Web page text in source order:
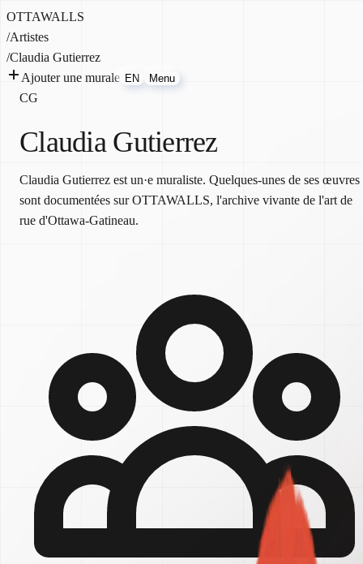
OTTAWALLS
/Artistes
/Claudia Gutierrez
Ajouter une murale EN Menu
CG
Claudia Gutierrez
Claudia Gutierrez est un·e muraliste. Quelques-unes de ses œuvres
sont documentées sur OTTAWALLS, l'archive vivante de l'art de
rue d'Ottawa-Gatineau.